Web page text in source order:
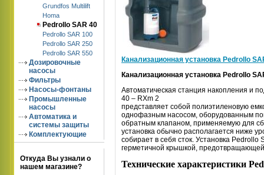
Grundfos Multilift
Homa
Pedrollo SAR 40
Pedrollo SAR 100
Pedrollo SAR 250
Pedrollo SAR 550
Дозировочные
насосы
Фильтры
Насосы-фонтаны
Промышленные
насосы
Автоматика и
системы защиты
Комплектующие
Откуда Вы узнали о
нашем магазине?
Канализационная установка Pedrollo
Канализационная установка Pedrollo
Автоматическая станция накопления и
40 – RXm 2
представляет собой полиэтиленовую
однофазным насосом, оборудованным
обратным клапаном, применяемую для
установка обычно располагается ниже
собирает в себя сток. Установка Pedrollo
герметичной крышкой, предотвращающей
Технические характеристики